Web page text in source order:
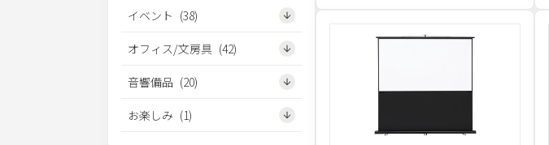
イベント (38)
オフィス/文房具 (42)
音響備品 (20)
お楽しみ (1)